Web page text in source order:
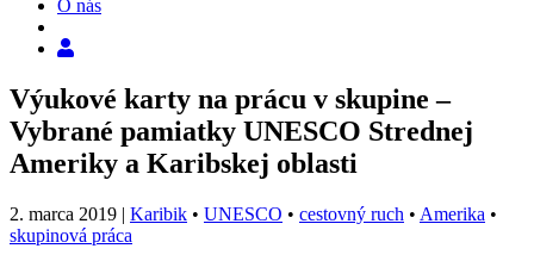
O nás
Výukové karty na prácu v skupine –
Vybrané pamiatky UNESCO Strednej
Ameriky a Karibskej oblasti
2. marca 2019 | Karibik • UNESCO • cestovný ruch • Amerika •
skupinová práca